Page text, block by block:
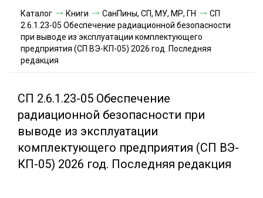
Условия доставки
Условия оплаты
Каталог Книги СанПины, СП, МУ, МР, ГН
СП
2.6.1.23-05 Обеспечение радиационной безопасности
при выводе из эксплуатации комплектующего
предприятия (СП ВЭ-КП-05) 2026 год. Последняя
редакция
СП 2.6.1.23-05 Обеспечение
радиационной безопасности при
выводе из эксплуатации
комплектующего предприятия (СП ВЭ-
КП-05) 2026 год. Последняя редакция